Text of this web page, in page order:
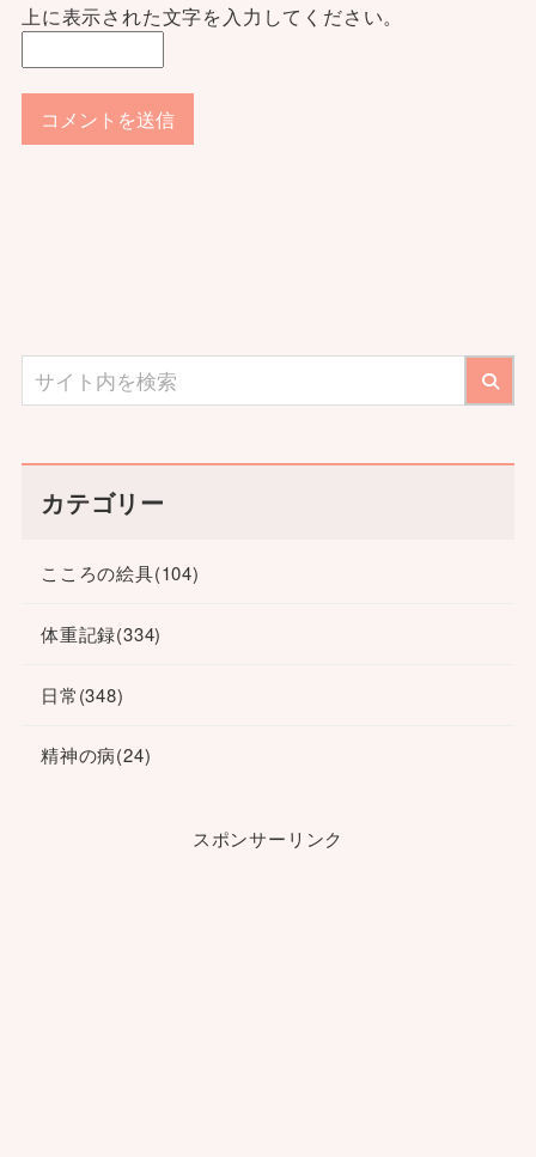
上に表示された文字を入力してください。
カテゴリー
こころの絵具(104)
体重記録(334)
日常(348)
精神の病(24)
スポンサーリンク